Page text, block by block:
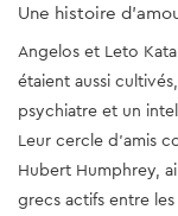
Une histoire
Angelos et Leto
étaient aussi
psychiatre et un
Leur cercle d'amis
Hubert Humphrey,
grecs actifs entre